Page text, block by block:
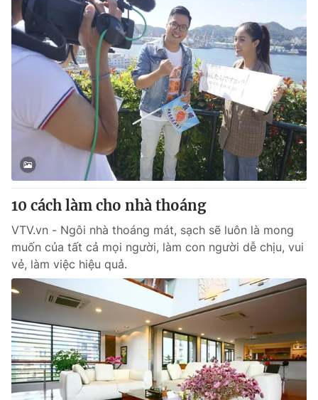
10 cách làm cho nhà thoáng
VTV.vn - Ngôi nhà thoáng mát, sạch sẽ luôn là mong
muốn của tất cả mọi người, làm con người dễ chịu, vui
vẻ, làm việc hiệu quả.